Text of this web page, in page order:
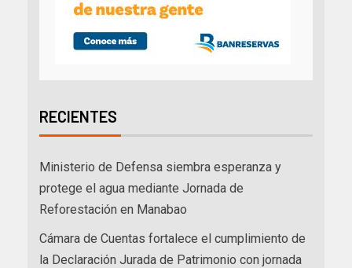
RECIENTES
Ministerio de Defensa siembra esperanza y
protege el agua mediante Jornada de
Reforestación en Manabao
Cámara de Cuentas fortalece el cumplimiento de
la Declaración Jurada de Patrimonio con jornada